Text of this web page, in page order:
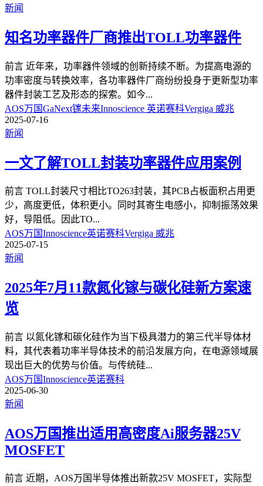
新闻
知名功率器件厂商推出TOLL功率器件
前言 近年来，功率器件领域的创新持续不断。为提高电源的
功率密度与转换效率，各功率器件厂商纷纷投身于更新型功率
器件封装工艺及形态的探索。如今...
AOS万国GaNext镓未来Innoscience 英诺赛科Vergiga 威兆
2025-07-16
新闻
一文了解TOLL封装功率器件应用案例
前言 TOLL封装尺寸相比TO263封装，其PCB占板面积占用更
少，高度更低，体积更小。同时其寄生电感小，抑制振荡效果
好，导阻低。因此TO...
AOS万国Innoscience英诺赛科Vergiga 威兆
2025-07-15
新闻
2025年7月11款氮化镓与碳化硅新方案速
览
前言 以氮化镓和碳化硅作为当下极具潜力的第三代半导体材
料，其代表着功率半导体技术的前沿发展方向，在电源领域展
现出巨大的优势与价值。与传统硅...
AOS万国Innoscience英诺赛科
2025-06-30
新闻
AOS万国推出适用高密度Ai服务器25V
MOSFET
前言 近期，AOS万国半导体推出新款25V MOSFET，实际型